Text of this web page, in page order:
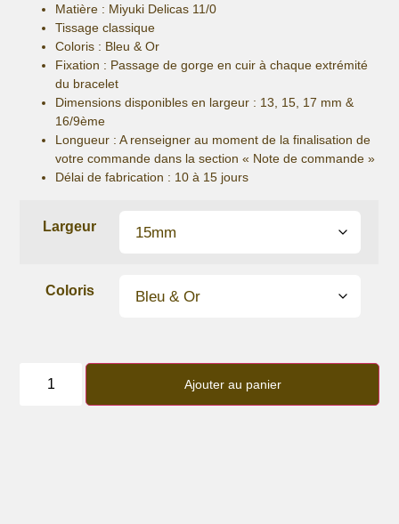
Matière : Miyuki Delicas 11/0
Tissage classique
Coloris : Bleu & Or
Fixation : Passage de gorge en cuir à chaque extrémité
du bracelet
Dimensions disponibles en largeur : 13, 15, 17 mm &
16/9ème
Longueur : A renseigner au moment de la finalisation de
votre commande dans la section « Note de commande »
Délai de fabrication : 10 à 15 jours
Largeur
Coloris
Bracelet
Ajouter au panier